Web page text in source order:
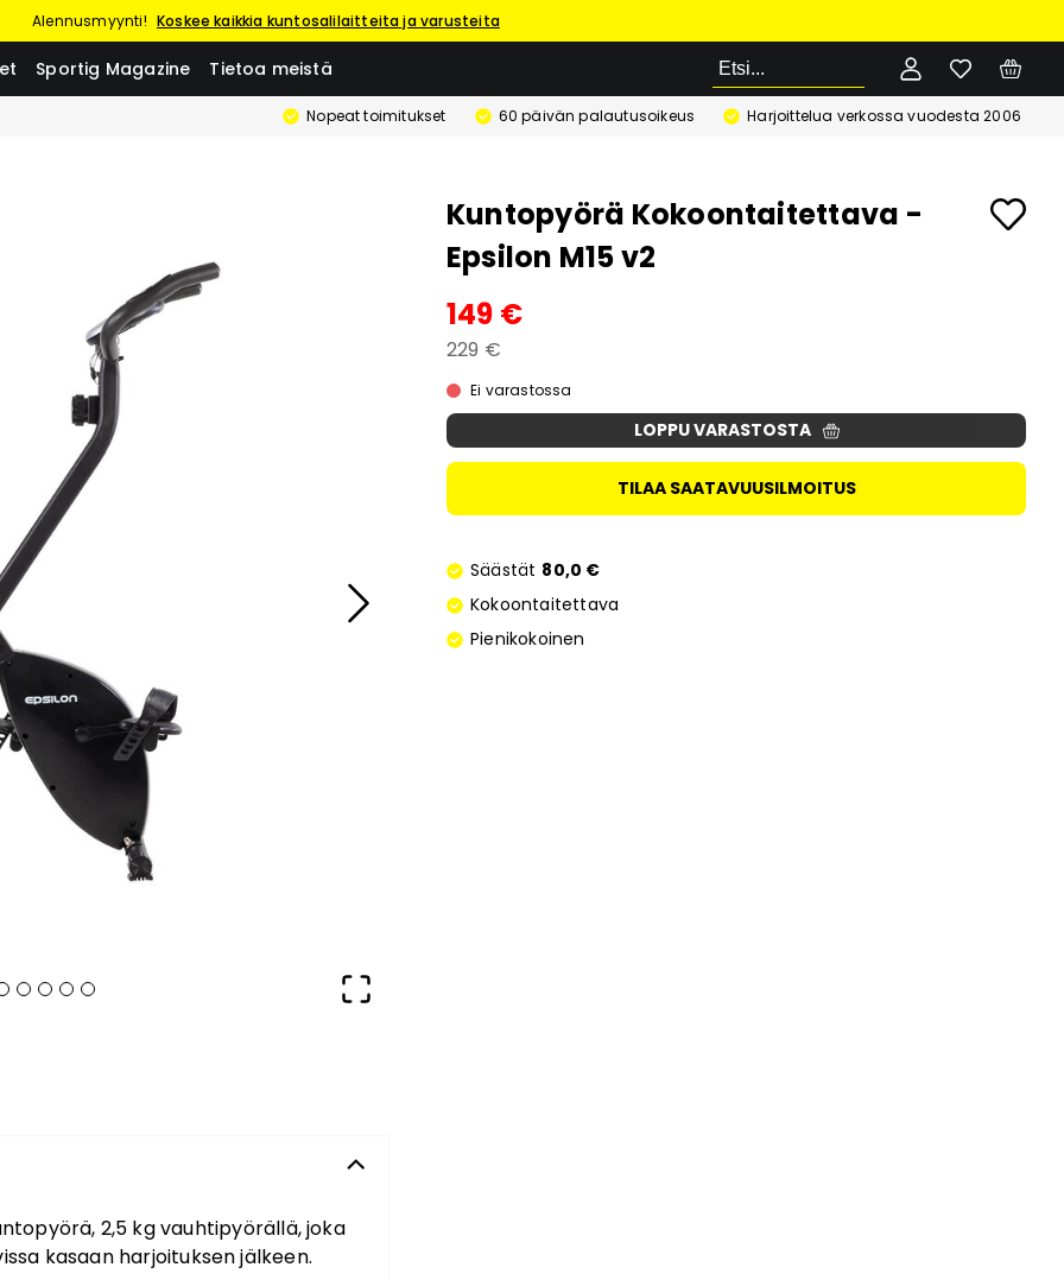
Alennusmyynti! Koskee kaikkia kuntosalilaitteita ja varusteita
Sportig Magazine Tietoa meistä Etsi
Nopeat toimitukset 60 päivän palautusoikeus Harjoittelua verkossa vuodesta 2006
Kuntopyörä Kokoontaitettava -
Epsilon M15 v2
149 €
229 €
Ei varastossa
LOPPU VARASTOSTA
TILAA SAATAVUUSILMOITUS
Säästät 80,0 €
Kokoontaitettava
Pienikokoinen
2,5 kg vauhtipyörällä, joka
kasaan harjoituksen jälkeen.